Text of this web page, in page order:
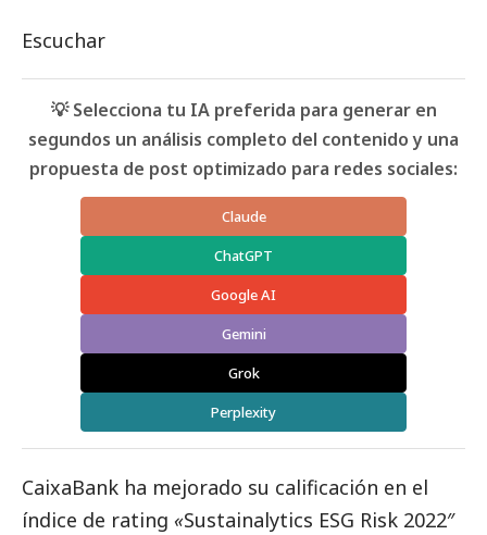
Escuchar
💡 Selecciona tu IA preferida para generar en
segundos un análisis completo del contenido y una
propuesta de post optimizado para redes sociales:
Claude
ChatGPT
Google AI
Gemini
Grok
Perplexity
CaixaBank ha mejorado su calificación en el
índice de rating «Sustainalytics ESG Risk 2022″